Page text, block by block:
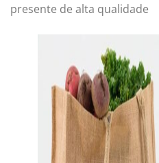
presente de alta qualidade